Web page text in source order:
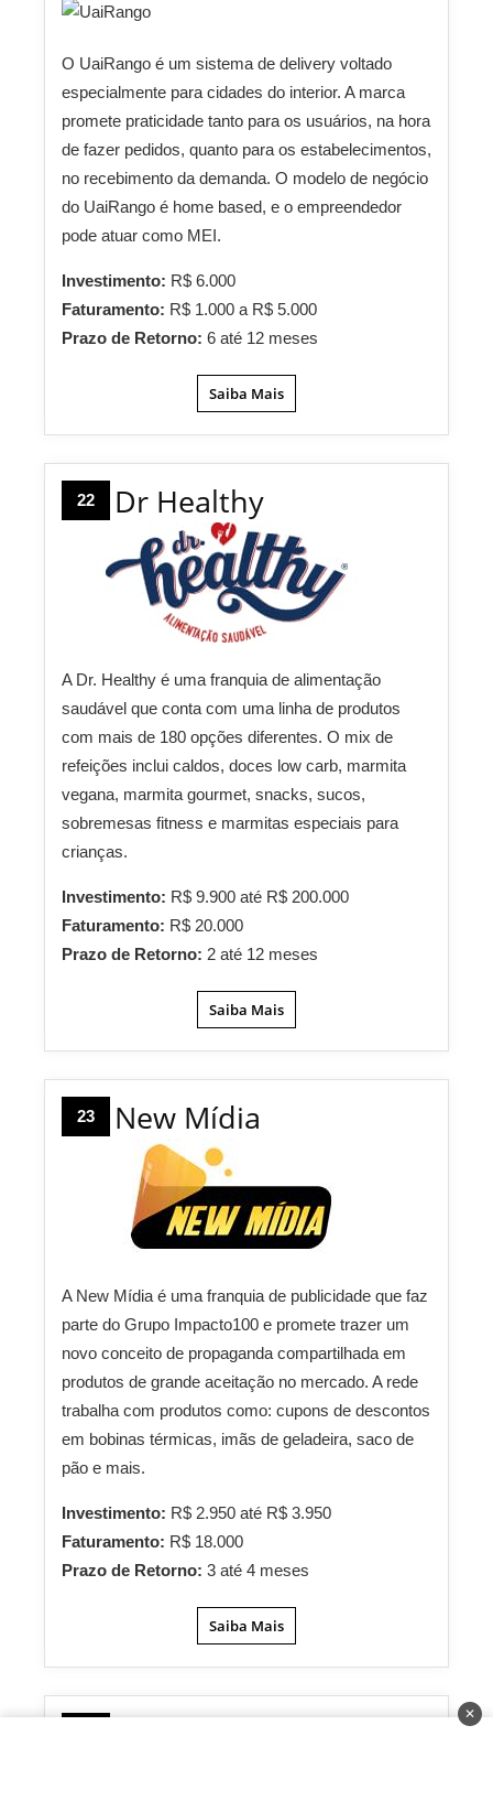
O UaiRango é um sistema de delivery voltado
especialmente para cidades do interior. A marca
promete praticidade tanto para os usuários, na hora
de fazer pedidos, quanto para os estabelecimentos,
no recebimento da demanda. O modelo de negócio
do UaiRango é home based, e o empreendedor
pode atuar como MEI.
Investimento: R$ 6.000
Faturamento: R$ 1.000 a R$ 5.000
Prazo de Retorno: 6 até 12 meses
Saiba Mais
22 Dr Healthy
A Dr. Healthy é uma franquia de alimentação
saudável que conta com uma linha de produtos
com mais de 180 opções diferentes. O mix de
refeições inclui caldos, doces low carb, marmita
vegana, marmita gourmet, snacks, sucos,
sobremesas fitness e marmitas especiais para
crianças.
Investimento: R$ 9.900 até R$ 200.000
Faturamento: R$ 20.000
Prazo de Retorno: 2 até 12 meses
Saiba Mais
23 New Mídia
A New Mídia é uma franquia de publicidade que faz
parte do Grupo Impacto100 e promete trazer um
novo conceito de propaganda compartilhada em
produtos de grande aceitação no mercado. A rede
trabalha com produtos como: cupons de descontos
em bobinas térmicas, imãs de geladeira, saco de
pão e mais.
Investimento: R$ 2.950 até R$ 3.950
Faturamento: R$ 18.000
Prazo de Retorno: 3 até 4 meses
Saiba Mais
✕